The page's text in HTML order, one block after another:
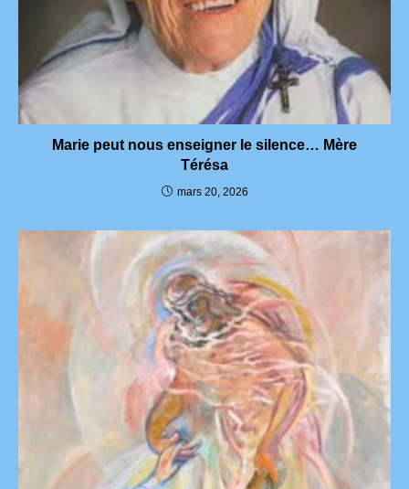
Marie peut nous enseigner le silence… Mère
Térésa
mars 20, 2026